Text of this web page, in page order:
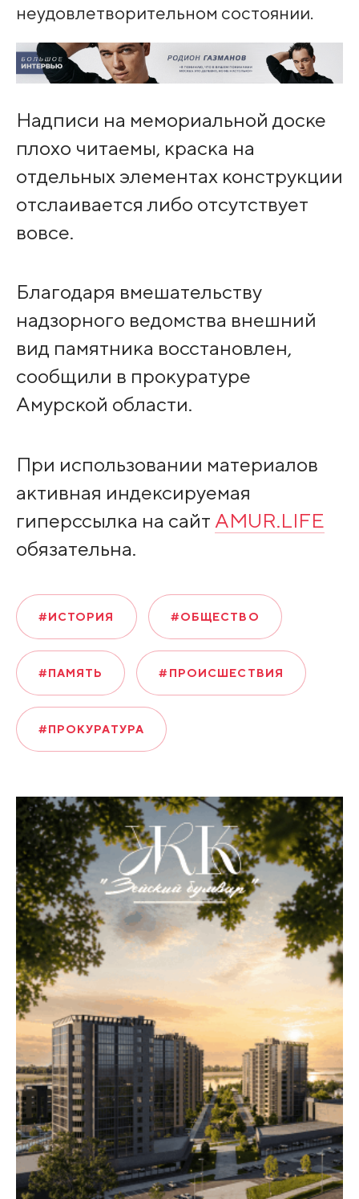
неудовлетворительном состоянии.
Надписи на мемориальной доске
плохо читаемы, краска на
отдельных элементах конструкции
отслаивается либо отсутствует
вовсе.
Благодаря вмешательству
надзорного ведомства внешний
вид памятника восстановлен,
сообщили в прокуратуре
Амурской области.
При использовании материалов
активная индексируемая
гиперссылка на сайт AMUR.LIFE
обязательна.
#ИСТОРИЯ #ОБЩЕСТВО
#ПАМЯТЬ #ПРОИСШЕСТВИЯ
#ПРОКУРАТУРА